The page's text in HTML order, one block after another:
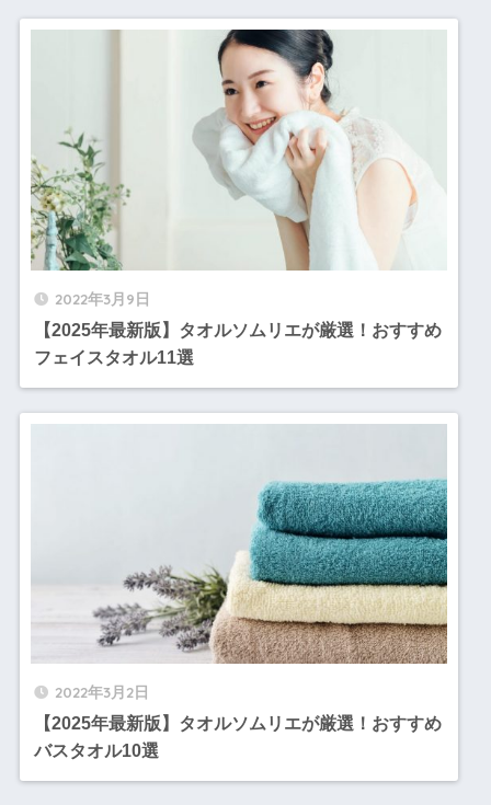
2022年3月9日
【2025年最新版】タオルソムリエが厳選！おすすめ
フェイスタオル11選
2022年3月2日
【2025年最新版】タオルソムリエが厳選！おすすめ
バスタオル10選